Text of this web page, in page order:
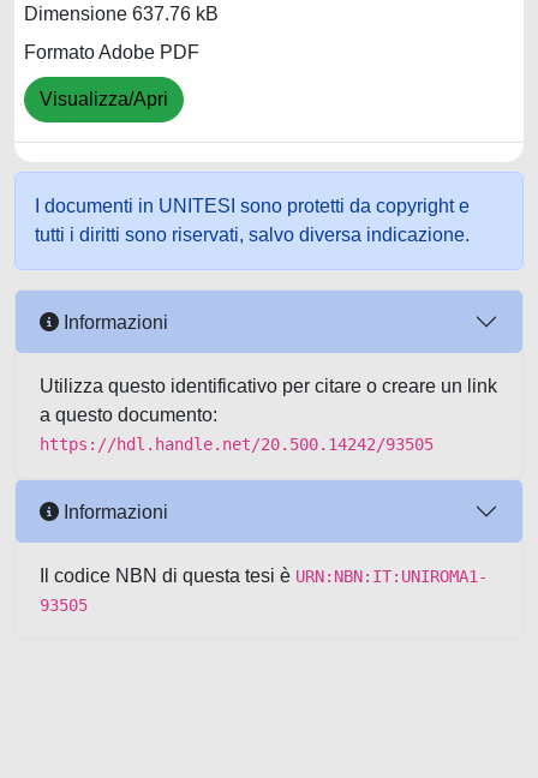
Dimensione 637.76 kB
Formato Adobe PDF
Visualizza/Apri
I documenti in UNITESI sono protetti da copyright e
tutti i diritti sono riservati, salvo diversa indicazione.
Informazioni
Utilizza questo identificativo per citare o creare un link
a questo documento:
https://hdl.handle.net/20.500.14242/93505
Informazioni
Il codice NBN di questa tesi è URN:NBN:IT:UNIROMA1-
93505